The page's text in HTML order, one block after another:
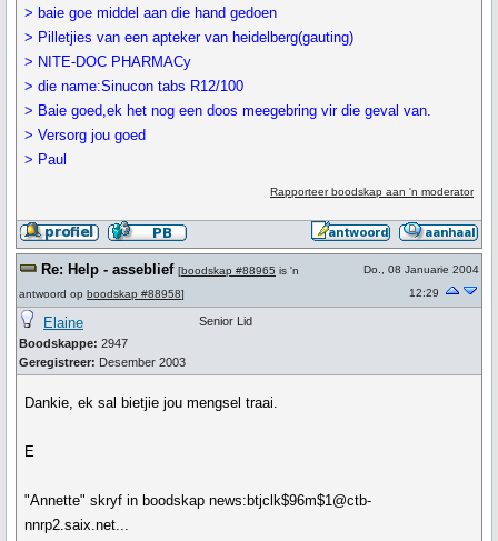
> baie goe middel aan die hand gedoen
> Pilletjies van een apteker van heidelberg(gauting)
> NITE-DOC PHARMACy
> die name:Sinucon tabs R12/100
> Baie goed,ek het nog een doos meegebring vir die geval van.
> Versorg jou goed
> Paul
Rapporteer boodskap aan 'n moderator
Re: Help - asseblief [boodskap #88965 is 'n
antwoord op boodskap #88958]
Do., 08 Januarie 2004
12:29
Elaine
Boodskappe: 2947
Geregistreer: Desember 2003
Senior Lid
Dankie, ek sal bietjie jou mengsel traai.
E
"Annette" skryf in boodskap news:btjclk$96m$1@ctb-
nnrp2.saix.net...